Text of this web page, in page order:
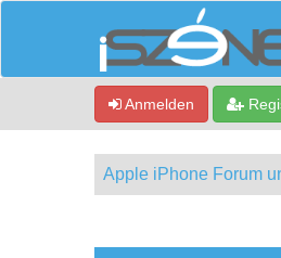
Anmelden
Apple iPhone Forum